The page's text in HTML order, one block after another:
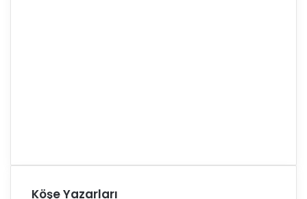
Köşe Yazarları